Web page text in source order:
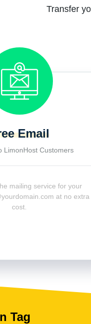
Transfer
Email
LimonHost Customers
mailing service for your
at no extra
cost.
Tag